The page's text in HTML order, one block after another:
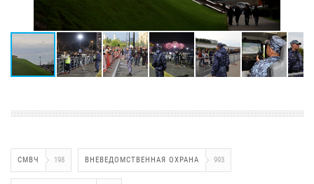
СМВЧ 198 ВНЕВЕДОМСТВЕННАЯ ОХРАНА 993